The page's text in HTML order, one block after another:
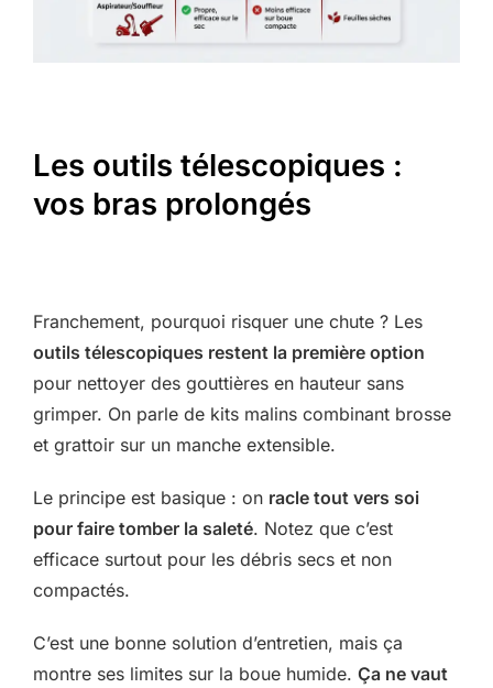
Les outils télescopiques :
vos bras prolongés
Franchement, pourquoi risquer une chute ? Les
outils télescopiques restent la première option
pour nettoyer des gouttières en hauteur sans
grimper. On parle de kits malins combinant brosse
et grattoir sur un manche extensible.
Le principe est basique : on racle tout vers soi
pour faire tomber la saleté. Notez que c’est
efficace surtout pour les débris secs et non
compactés.
C’est une bonne solution d’entretien, mais ça
montre ses limites sur la boue humide. Ça ne vaut